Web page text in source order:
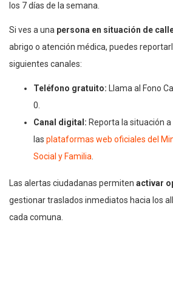
los 7 días de la semana.
Si ves a una persona en situación de
abrigo o atención médica, puedes
siguientes canales:
Teléfono gratuito: Llama al Fono
0.
Canal digital: Reporta la situación
las plataformas web oficiales del
Social y Familia.
Las alertas ciudadanas permiten activar
gestionar traslados inmediatos hacia los
cada comuna.